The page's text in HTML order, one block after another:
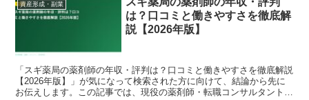
資産形成・副業
は？口コミと働きやすさを徹底解
説【2026年版】
「スギ薬局の薬剤師の年収・評判は？口コミと働きやすさを徹底解説
【2026年版】」が気になって検索された方に向けて、結論から先に
お伝えします。この記事では、現役の薬剤師・転職コンサルタントの